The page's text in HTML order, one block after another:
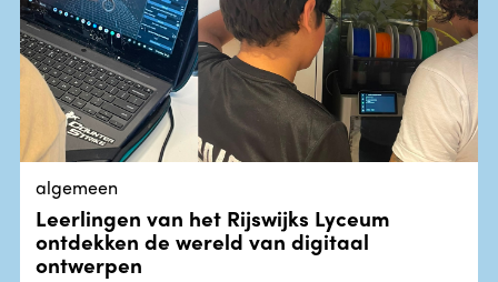
algemeen
Leerlingen van het Rijswijks Lyceum
ontdekken de wereld van digitaal
ontwerpen